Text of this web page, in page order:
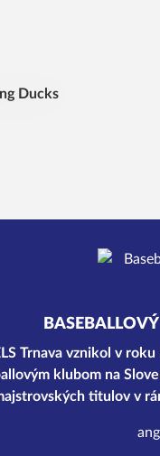
Ducks
Trnava vznikol v
klubom na
titulov v